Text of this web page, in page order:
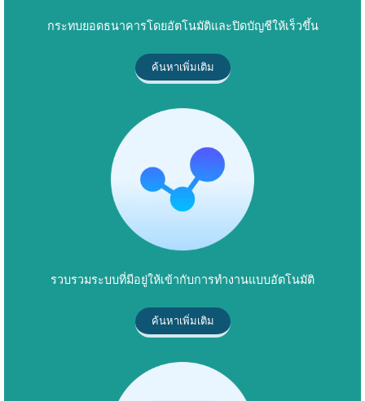
กระทบยอดธนาคารโดยอัตโนมัติและปิดบัญชีให้เร็วขึ้น
ค้นหาเพิ่มเติม
รวบรวมระบบที่มีอยู่ให้เข้ากับการทำงานแบบอัตโนมัติ
ค้นหาเพิ่มเติม